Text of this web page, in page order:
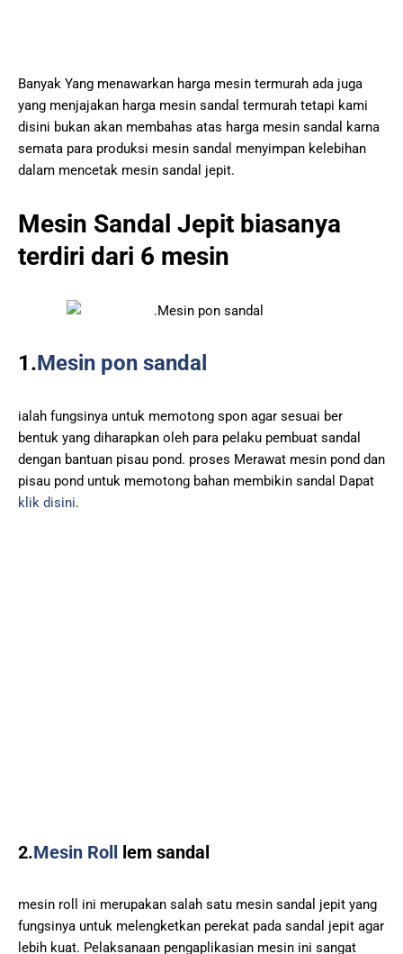
Banyak Yang menawarkan harga mesin termurah ada juga
yang menjajakan harga mesin sandal termurah tetapi kami
disini bukan akan membahas atas harga mesin sandal karna
semata para produksi mesin sandal menyimpan kelebihan
dalam mencetak mesin sandal jepit.
Mesin Sandal Jepit biasanya
terdiri dari 6 mesin
1.Mesin pon sandal
ialah fungsinya untuk memotong spon agar sesuai ber
bentuk yang diharapkan oleh para pelaku pembuat sandal
dengan bantuan pisau pond. proses Merawat mesin pond dan
pisau pond untuk memotong bahan membikin sandal Dapat
klik disini.
2.Mesin Roll lem sandal
mesin roll ini merupakan salah satu mesin sandal jepit yang
fungsinya untuk melengketkan perekat pada sandal jepit agar
lebih kuat. Pelaksanaan pengaplikasian mesin ini sangat